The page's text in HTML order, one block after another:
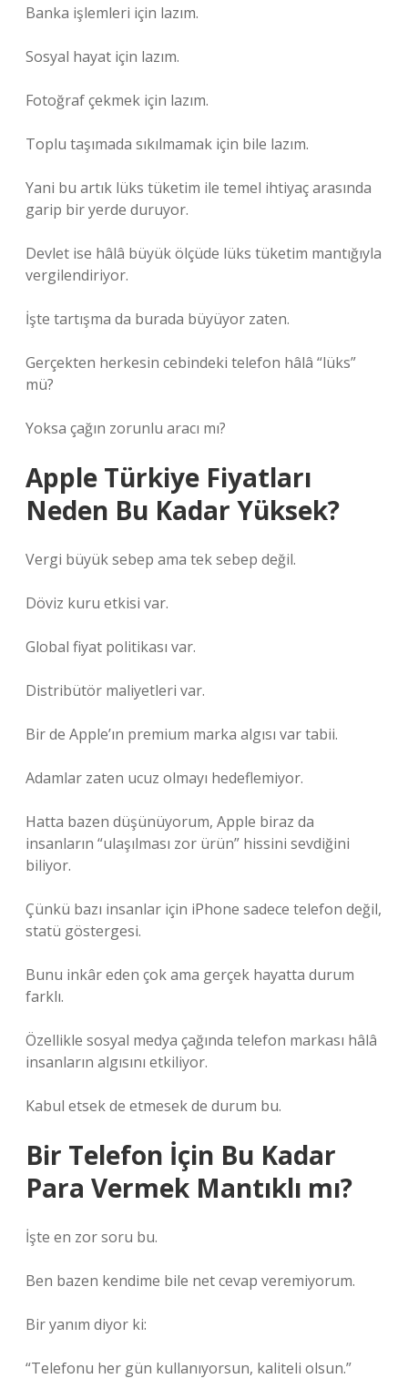
Banka işlemleri için lazım.
Sosyal hayat için lazım.
Fotoğraf çekmek için lazım.
Toplu taşımada sıkılmamak için bile lazım.
Yani bu artık lüks tüketim ile temel ihtiyaç arasında
garip bir yerde duruyor.
Devlet ise hâlâ büyük ölçüde lüks tüketim mantığıyla
vergilendiriyor.
İşte tartışma da burada büyüyor zaten.
Gerçekten herkesin cebindeki telefon hâlâ “lüks”
mü?
Yoksa çağın zorunlu aracı mı?
Apple Türkiye Fiyatları
Neden Bu Kadar Yüksek?
Vergi büyük sebep ama tek sebep değil.
Döviz kuru etkisi var.
Global fiyat politikası var.
Distribütör maliyetleri var.
Bir de Apple’ın premium marka algısı var tabii.
Adamlar zaten ucuz olmayı hedeflemiyor.
Hatta bazen düşünüyorum, Apple biraz da
insanların “ulaşılması zor ürün” hissini sevdiğini
biliyor.
Çünkü bazı insanlar için iPhone sadece telefon değil,
statü göstergesi.
Bunu inkâr eden çok ama gerçek hayatta durum
farklı.
Özellikle sosyal medya çağında telefon markası hâlâ
insanların algısını etkiliyor.
Kabul etsek de etmesek de durum bu.
Bir Telefon İçin Bu Kadar
Para Vermek Mantıklı mı?
İşte en zor soru bu.
Ben bazen kendime bile net cevap veremiyorum.
Bir yanım diyor ki:
“Telefonu her gün kullanıyorsun, kaliteli olsun.”